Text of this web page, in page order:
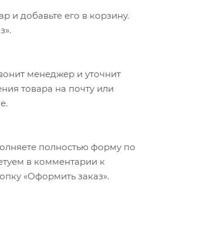
и добавьте его в корзину.
менеджер и уточнит
товара на почту или
полностью форму по
в комментарии к
«Оформить заказ».